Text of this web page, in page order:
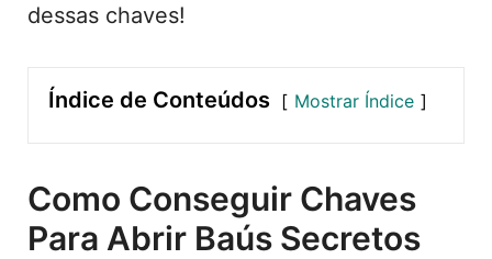
dessas chaves!
Índice de Conteúdos Mostrar Índice
Como Conseguir Chaves
Para Abrir Baús Secretos